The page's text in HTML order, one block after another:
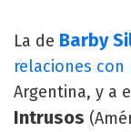
La de Barby
relaciones con
Argentina, y a
Intrusos